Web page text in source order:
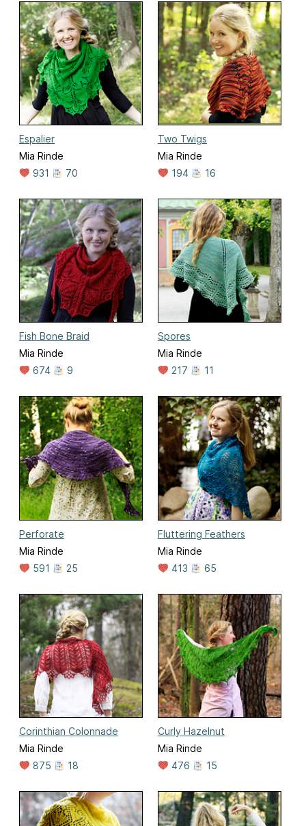
Espalier
Mia Rinde
931
70
Two Twigs
Mia Rinde
194
16
Fish Bone Braid
Mia Rinde
674
9
Spores
Mia Rinde
217
11
Perforate
Mia Rinde
591
25
Fluttering Feathers
Mia Rinde
413
65
Corinthian Colonnade
Mia Rinde
875
18
Curly Hazelnut
Mia Rinde
476
15